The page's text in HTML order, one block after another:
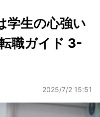
学生の心強い
職ガイド 3-
2025/7/2 15:51